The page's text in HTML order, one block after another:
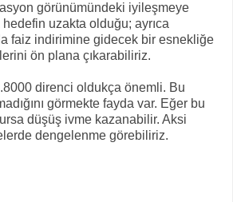
görünümündeki iyileşmeye
uzakta olduğu; ayrıca
faiz indirimine gidecek bir esnekliğe
ön plana çıkarabiliriz.
direnci oldukça önemli. Bu
görmekte fayda var. Eğer bu
düşüş ivme kazanabilir. Aksi
dengelenme görebiliriz.